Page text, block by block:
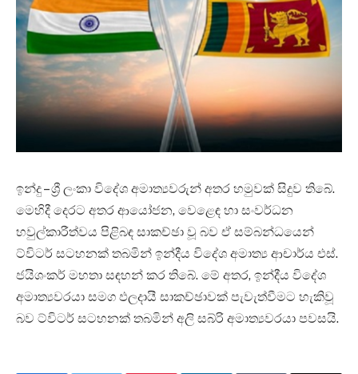
ඉන්දු – ශ්‍රී ලංකා විදේශ අමාත්‍යවරුන් අතර හමුවක් සිදුව තිබේ.
මෙහිදී දෙරට අතර ආයෝජන, වෙළෙඳ හා සංවර්ධන
හවුල්කාරීත්වය පිළිබඳ සාකච්ඡා වූ බව ඒ සම්බන්ධයෙන්
ට්විටර් සටහනක් තබමින් ඉන්දීය විදේශ අමාත්‍ය ආචාර්ය එස්.
ජයිශංකර් මහතා සඳහන් කර තිබේ. මේ අතර, ඉන්දීය විදේශ
අමාත්‍යවරයා සමග ඵලදායී සාකච්ඡාවක් පැවැත්වීමට හැකිවූ
බව ට්විටර් සටහනක් තබමින් අලි සබ්රි අමාත්‍යවරයා පවසයි.